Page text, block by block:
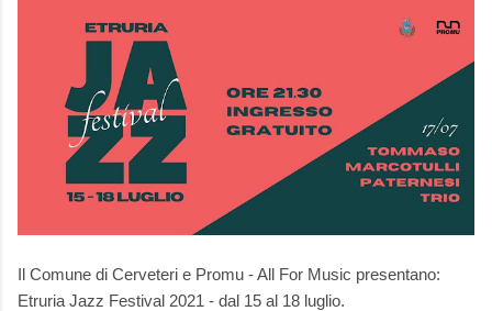
Il Comune di Cerveteri e Promu - All For Music presentano:
Etruria Jazz Festival 2021 - dal 15 al 18 luglio.